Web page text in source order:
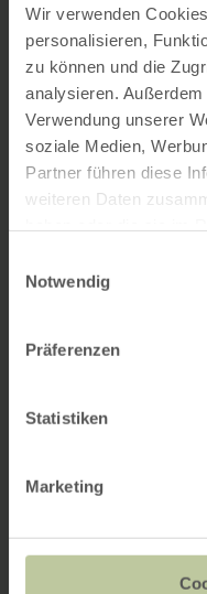
Wir verwenden
personalisieren,
zu können und die
analysieren.
Verwendung unserer
soziale Medien,
Partner führen diese
weiteren Daten
Notwendig
Präferenzen
Statistiken
Marketing